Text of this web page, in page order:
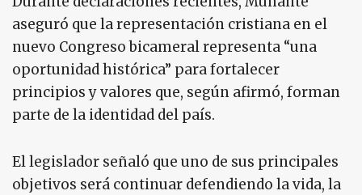
aseguró que la representación cristiana en el
nuevo Congreso bicameral representa “una
oportunidad histórica” para fortalecer
principios y valores que, según afirmó, forman
parte de la identidad del país.
El legislador señaló que uno de sus principales
objetivos será continuar defendiendo la vida, la